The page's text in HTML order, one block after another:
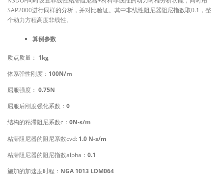
SAP2000进行同样的分析，并对比验证。其中非线性阻尼器阻尼指数取0.1，整
个动力方程高度非线性。
算例参数
质点质量： 1kg
体系弹性刚度： 100N/m
屈服强度： 0.75N
屈服后刚度强化系数： 0
结构的粘滞阻尼系数c： 0N-s/m
粘滞阻尼器的阻尼系数cvd: 1.0 N-s/m
粘滞阻尼器的阻尼指数alpha： 0.1
施加的加速度时程： NGA 1013 LDM064